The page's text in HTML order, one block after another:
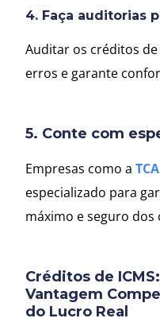
4. Faça auditorias
Auditar os créditos
erros e garante
5. Conte com
Empresas como a
especializado para
máximo e seguro dos
Créditos de
Vantagem
do Lucro Real